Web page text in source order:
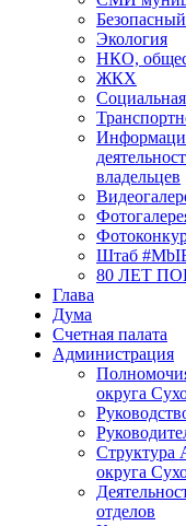
Экология
НКО,
ЖКХ
владельцев
Штаб
80 ЛЕТ
Глава
Дума
Счетная палата
Администрация
округа
Структура
округа
отделов